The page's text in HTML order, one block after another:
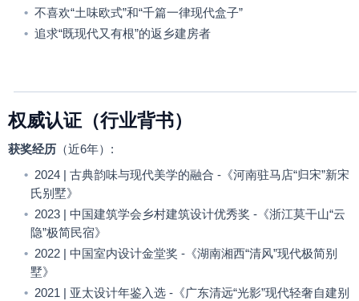
• 不喜欢“土味欧式”和“千篇一律现代盒子”
• 追求“既现代又有根”的返乡建房者
权威认证（行业背书）
获奖经历 （近6年） :
• 2024 | 古典韵味与现代美学的融合 - 《河南驻马店“归宋”新宋
氏别墅》
• 2023 | 中国建筑学会乡村建筑设计优秀奖 - 《浙江莫干山“云
隐”极简民宿》
• 2022 | 中国室内设计金堂奖 - 《湖南湘西“清风”现代极简别
墅》
• 2021 | 亚太设计年鉴入选 - 《广东清远“光影”现代轻奢自建别